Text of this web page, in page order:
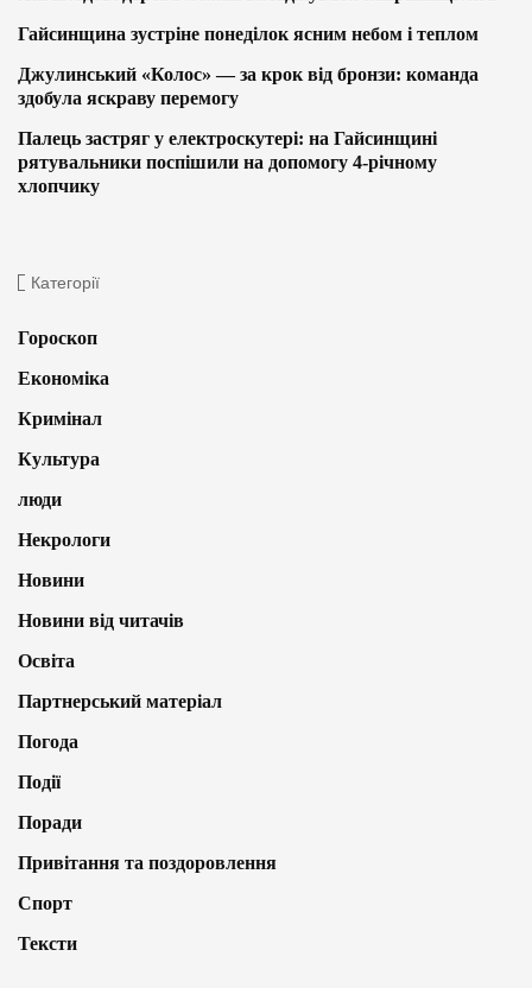
Гайсинщина зустріне понеділок ясним небом і теплом
Джулинський «Колос» — за крок від бронзи: команда
здобула яскраву перемогу
Палець застряг у електроскутері: на Гайсинщині
рятувальники поспішили на допомогу 4-річному
хлопчику
Категорії
Гороскоп
Економіка
Кримінал
Культура
люди
Некрологи
Новини
Новини від читачів
Освіта
Партнерський матеріал
Погода
Події
Поради
Привітання та поздоровлення
Спорт
Тексти